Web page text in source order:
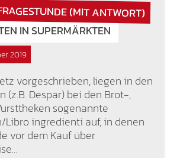
(MIT ANTWORT)
IN SUPERMÄRKTEN
2019
vorgeschrieben, liegen in den
(z.B. Despar) bei den Brot-,
sogenannte
Libro ingredienti auf, in denen
vor dem Kauf über